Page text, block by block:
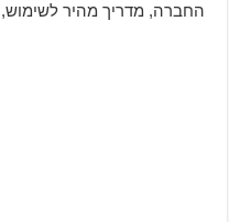
החברה, מדריך מהיר לשימוש,